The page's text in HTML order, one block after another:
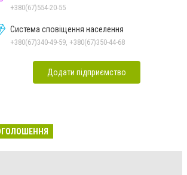
+380(67)554-20-55
Система сповіщення населення
+380(67)340-49-59, +380(67)350-44-68
Додати підприємство